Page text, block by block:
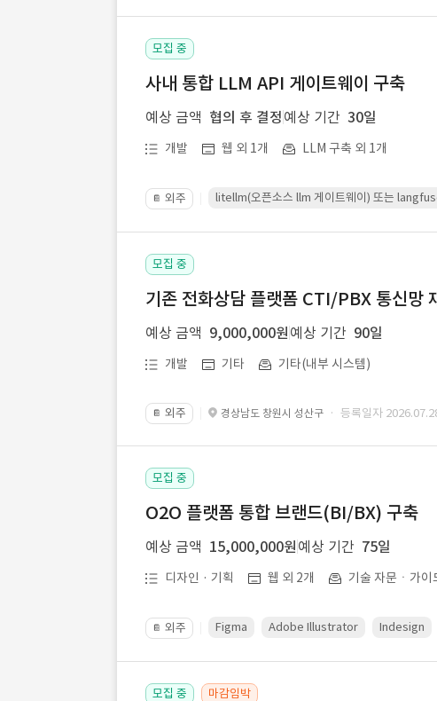
모집 중
사내 통합 LLM API 게이트웨이 구축
예상 금액 협의 후 결정 예상 기간 30일
개발 웹 외 1개 LLM 구축 외 1개
📔 외주 litellm(오픈소스 llm 게이트웨이) 또는
모집 중
기존 전화상담 플랫폼 CTI/PBX 통신망
예상 금액 9,000,000원 예상 기간 90일
개발 기타 기타(내부 시스템)
📔 외주 경상남도 창원시 성산구 · 등록일자
모집 중
O2O 플랫폼 통합 브랜드(BI/BX) 구축
예상 금액 15,000,000원 예상 기간 75일
디자인 · 기획 웹 외 2개 기술 자문ㆍ가이
📔 외주 Figma Adobe Illustrator Indesign
모집 중 마감임박